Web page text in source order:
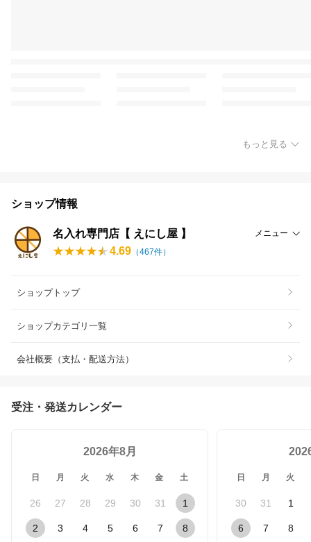
もっと見る
ショップ情報
名入れ専門店【 えにし屋 】 メニュー
4.69 （467件）
ショップトップ
ショップカテゴリ一覧
会社概要（支払・配送方法）
受注・発送カレンダー
2026年8月
日 月 火 水 木 金 土
26 27 28 29 30 31 1
2 3 4 5 6 7 8
日 月 火
30 31 1
6 7 8